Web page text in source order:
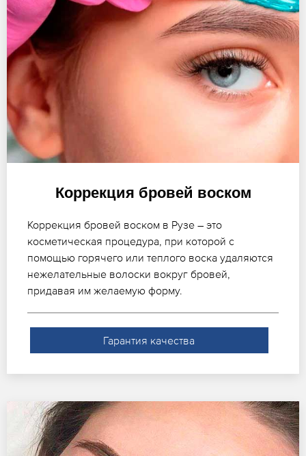
Коррекция бровей воском
Коррекция бровей воском в Рузе – это
косметическая процедура, при которой с
помощью горячего или теплого воска удаляются
нежелательные волоски вокруг бровей,
придавая им желаемую форму.
Гарантия качества